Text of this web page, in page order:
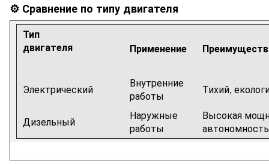
⚙️ Сравнение по типу двигателя
Тип
двигателя
Применение
Электрический
Внутренние
работы
Тихий,
Дизельный
Наружные
работы
Высокая
автономность